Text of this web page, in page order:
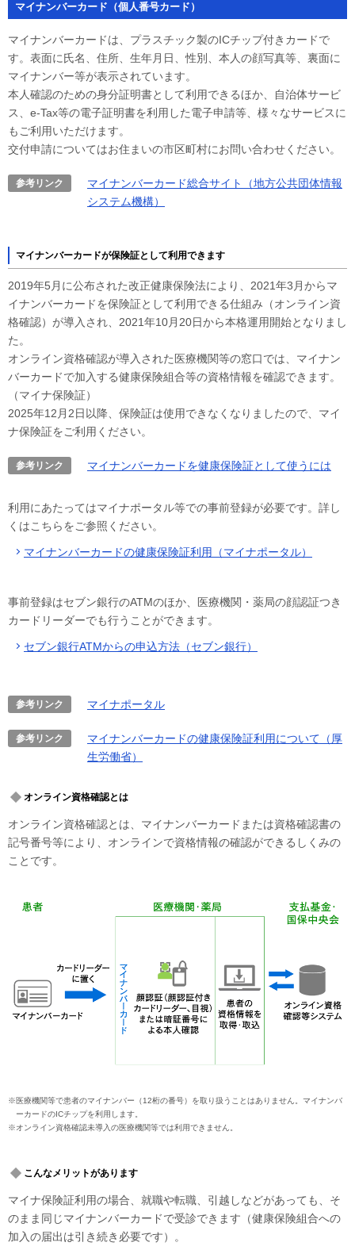
マイナンバーカード（個人番号カード）
マイナンバーカードは、プラスチック製のICチップ付きカードで
す。表面に氏名、住所、生年月日、性別、本人の顔写真等、裏面に
マイナンバー等が表示されています。
本人確認のための身分証明書として利用できるほか、自治体サービ
ス、e-Tax等の電子証明書を利用した電子申請等、様々なサービスに
もご利用いただけます。
交付申請についてはお住まいの市区町村にお問い合わせください。
参考リンク
マイナンバーカード総合サイト（地方公共団体情報
システム機構）
マイナンバーカードが保険証として利用できます
2019年5月に公布された改正健康保険法により、2021年3月からマ
イナンバーカードを保険証として利用できる仕組み（オンライン資
格確認）が導入され、2021年10月20日から本格運用開始となりまし
た。
オンライン資格確認が導入された医療機関等の窓口では、マイナン
バーカードで加入する健康保険組合等の資格情報を確認できます。
（マイナ保険証）
2025年12月2日以降、保険証は使用できなくなりましたので、マイ
ナ保険証をご利用ください。
参考リンク マイナンバーカードを健康保険証として使うには
利用にあたってはマイナポータル等での事前登録が必要です。詳し
くはこちらをご参照ください。
マイナンバーカードの健康保険証利用（マイナポータル）
事前登録はセブン銀行のATMのほか、医療機関・薬局の顔認証つき
カードリーダーでも行うことができます。
セブン銀行ATMからの申込方法（セブン銀行）
参考リンク マイナポータル
参考リンク
マイナンバーカードの健康保険証利用について（厚
生労働省）
オンライン資格確認とは
オンライン資格確認とは、マイナンバーカードまたは資格確認書の
記号番号等により、オンラインで資格情報の確認ができるしくみの
ことです。
※医療機関等で患者のマイナンバー（12桁の番号）を取り扱うことはありません。マイナンバ
ーカードのICチップを利用します。
※オンライン資格確認未導入の医療機関等では利用できません。
こんなメリットがあります
マイナ保険証利用の場合、就職や転職、引越しなどがあっても、そ
のまま同じマイナンバーカードで受診できます（健康保険組合への
加入の届出は引き続き必要です）。